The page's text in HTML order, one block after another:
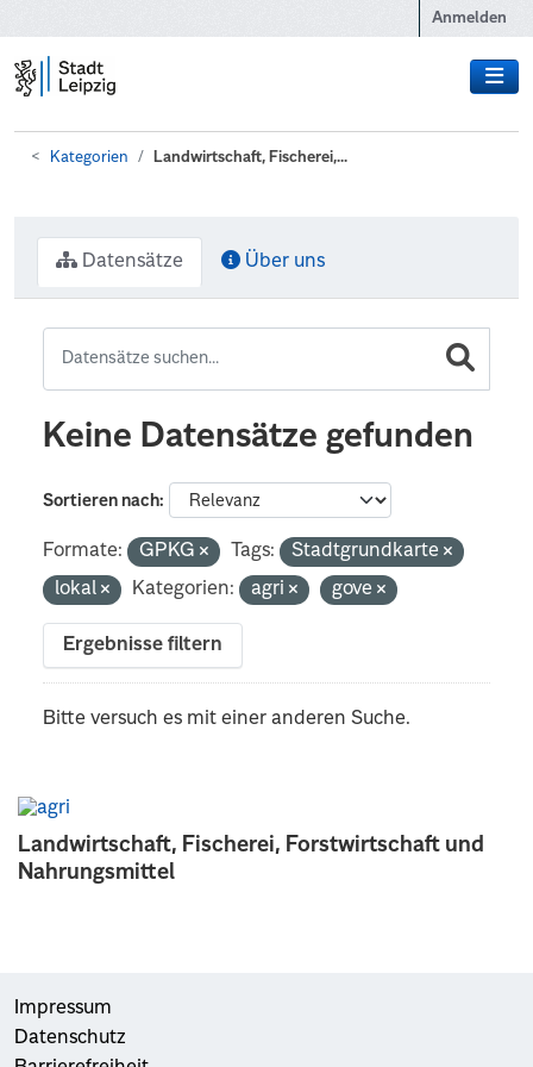
Anmelden
Kategorien Landwirtschaft, Fischerei,...
Landwirtschaft, Fischerei, Forstwirtschaft und
Nahrungsmittel
Datensätze Über uns
Keine Datensätze gefunden
Sortieren nach
Formate: GPKG Tags:
Stadtgrundkarte
lokal
Kategorien: agri gove
Ergebnisse filtern
Bitte versuch es mit einer anderen Suche.
Impressum
Datenschutz